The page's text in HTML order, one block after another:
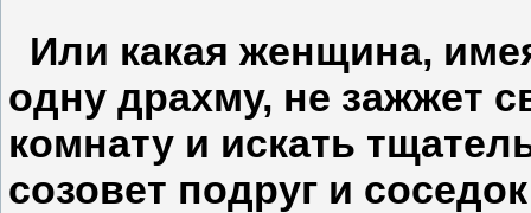
Или какая женщина,
одну драхму, не зажжет
комнату и искать
созовет подруг и